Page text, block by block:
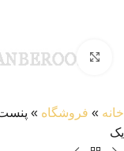
بزرگنمایی تصویر
خانه » فروشگاه »
یک